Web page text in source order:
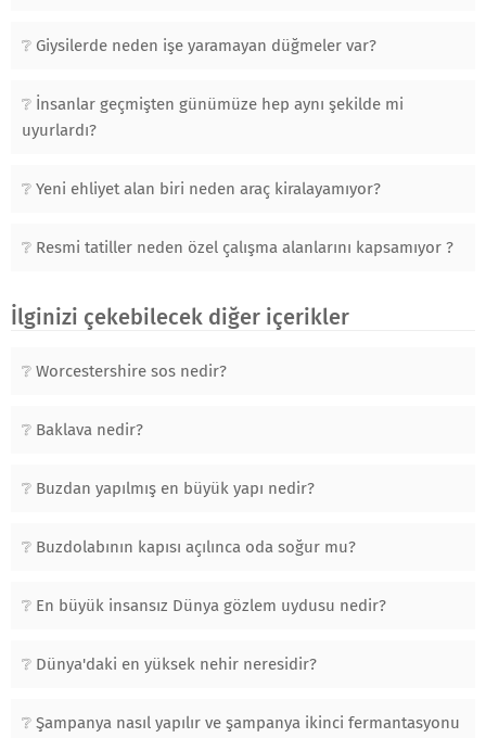
Giysilerde neden işe yaramayan düğmeler var?
İnsanlar geçmişten günümüze hep aynı şekilde mi
uyurlardı?
Yeni ehliyet alan biri neden araç kiralayamıyor?
Resmi tatiller neden özel çalışma alanlarını kapsamıyor ?
İlginizi çekebilecek diğer içerikler
Worcestershire sos nedir?
Baklava nedir?
Buzdan yapılmış en büyük yapı nedir?
Buzdolabının kapısı açılınca oda soğur mu?
En büyük insansız Dünya gözlem uydusu nedir?
Dünya'daki en yüksek nehir neresidir?
Şampanya nasıl yapılır ve şampanya ikinci fermantasyonu